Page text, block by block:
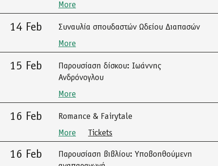
More
14 Feb
Συναυλία σπουδαστών Ωδείου Διαπασών
More
15 Feb
Παρουσίαση δίσκου: Ιωάννης
Ανδρόνογλου
More
16 Feb
Romance & Fairytale
More
Tickets
16 Feb
Παρουσίαση βιβλίου: Υποβοηθούμενη